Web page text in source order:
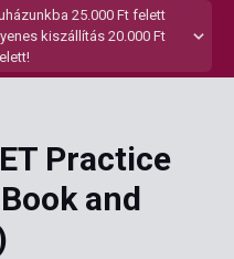
25.000 Ft felett
kiszállítás 20.000 Ft
Practice
and